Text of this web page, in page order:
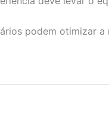
podem otimizar